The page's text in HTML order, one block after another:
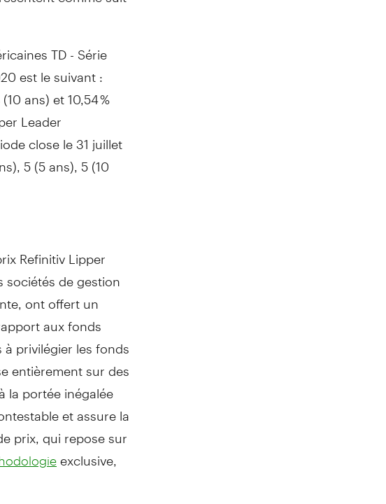
TD - Série
est le suivant :
ans) et 10,54 %
Leader
close le 31 juillet
5 (5 ans), 5 (10
Refinitiv Lipper
de gestion
ont offert un
aux fonds
privilégier les fonds
entièrement sur des
la portée inégalée
et assure la
prix, qui repose sur
exclusive,